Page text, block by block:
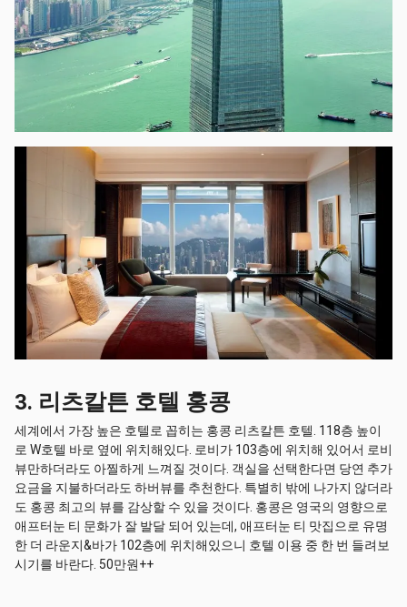
3. 리츠칼튼 호텔 홍콩
세계에서 가장 높은 호텔로 꼽히는 홍콩 리츠칼튼 호텔. 118층 높이
로 W호텔 바로 옆에 위치해있다. 로비가 103층에 위치해 있어서 로비
뷰만하더라도 아찔하게 느껴질 것이다. 객실을 선택한다면 당연 추가
요금을 지불하더라도 하버뷰를 추천한다. 특별히 밖에 나가지 않더라
도 홍콩 최고의 뷰를 감상할 수 있을 것이다. 홍콩은 영국의 영향으로
애프터눈 티 문화가 잘 발달 되어 있는데, 애프터눈 티 맛집으로 유명
한 더 라운지&바가 102층에 위치해있으니 호텔 이용 중 한 번 들려보
시기를 바란다. 50만원++